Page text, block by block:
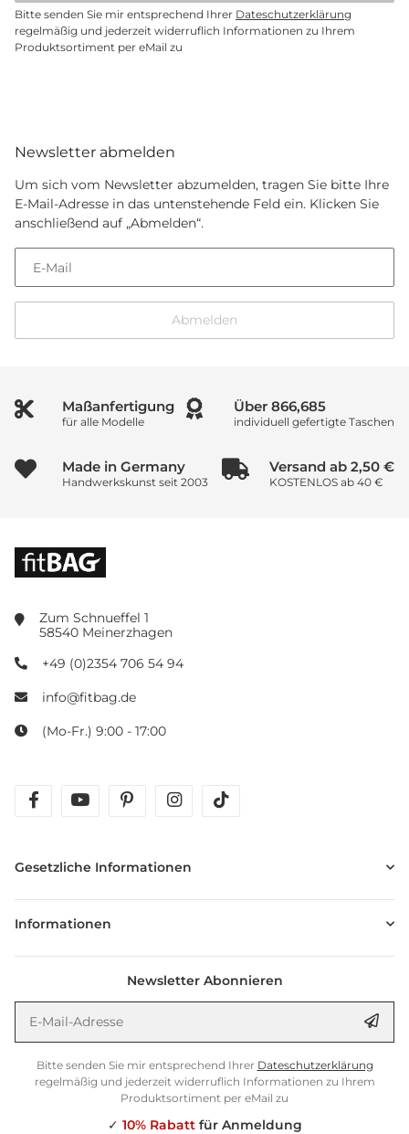
Bitte senden Sie mir entsprechend Ihrer Dateschutzerklärung
regelmäßig und jederzeit widerruflich Informationen zu Ihrem
Produktsortiment per eMail zu
Newsletter abmelden
Um sich vom Newsletter abzumelden, tragen Sie bitte Ihre
E-Mail-Adresse in das untenstehende Feld ein. Klicken Sie
anschließend auf „Abmelden“.
E-Mail
Abmelden
Maßanfertigung
für alle Modelle
Über 900,019
individuell gefertigte Taschen
Made in Germany
Handwerkskunst seit 2003
Versand ab 2,50 €
KOSTENLOS ab 40 €
Zum Schnueffel 1
58540 Meinerzhagen
+49 (0)2354 706 54 94
info@fitbag.de
(Mo-Fr.) 9:00 - 17:00
facebookyoutubepinterestinstagram
Gesetzliche Informationen
Informationen
Newsletter Abonnieren
Bitte senden Sie mir entsprechend Ihrer Dateschutzerklärung
regelmäßig und jederzeit widerruflich Informationen zu Ihrem
Produktsortiment per eMail zu
✓ 10% Rabattfür Anmeldung